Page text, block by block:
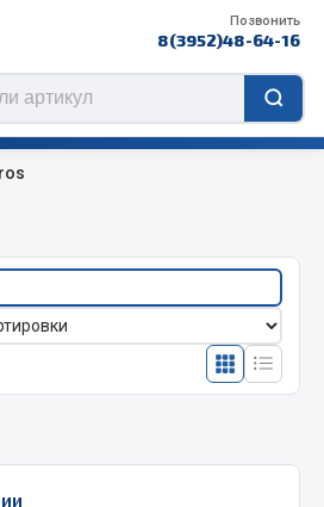
Позвонить
8(3952)48-64-16